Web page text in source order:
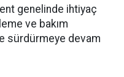
genelinde ihtiyaç
ve bakım
sürdürmeye devam